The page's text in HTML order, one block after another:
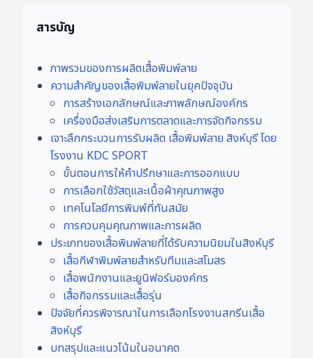
สารบัญ
ภาพรวมของการผลิตเสื้อพิมพ์ลาย
ความสำคัญของเสื้อพิมพ์ลายในยุคปัจจุบัน
การสร้างเอกลักษณ์และภาพลักษณ์องค์กร
เครื่องมือส่งเสริมการตลาดและการจัดกิจกรรม
เจาะลึกกระบวนการรับผลิต เสื้อพิมพ์ลาย สิงห์บุรี โดย
โรงงาน KDC SPORT
ขั้นตอนการให้คำปรึกษาและการออกแบบ
การเลือกใช้วัสดุและเนื้อผ้าคุณภาพสูง
เทคโนโลยีการพิมพ์ที่ทันสมัย
การควบคุมคุณภาพและการผลิต
ประเภทของเสื้อพิมพ์ลายที่ได้รับความนิยมในสิงห์บุรี
เสื้อกีฬาพิมพ์ลายสำหรับทีมและสโมสร
เสื้อพนักงานและยูนิฟอร์มองค์กร
เสื้อกิจกรรมและเสื้อรุ่น
ปัจจัยที่ควรพิจารณาในการเลือกโรงงานสกรีนเสื้อ
สิงห์บุรี
บทสรุปและแนวโน้มในอนาคต